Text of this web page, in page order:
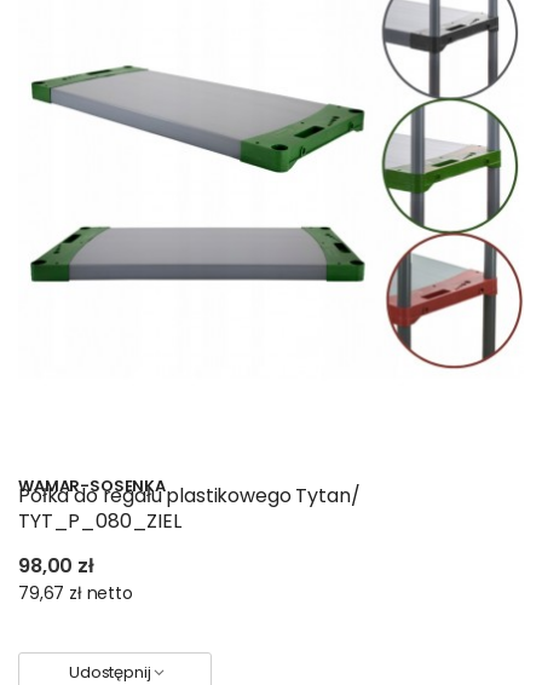
WAMAR-SOSENKA
Półka do regału plastikowego Tytan/
TYT_P_080_ZIEL
98,00 zł
79,67 zł netto
Udostępnij